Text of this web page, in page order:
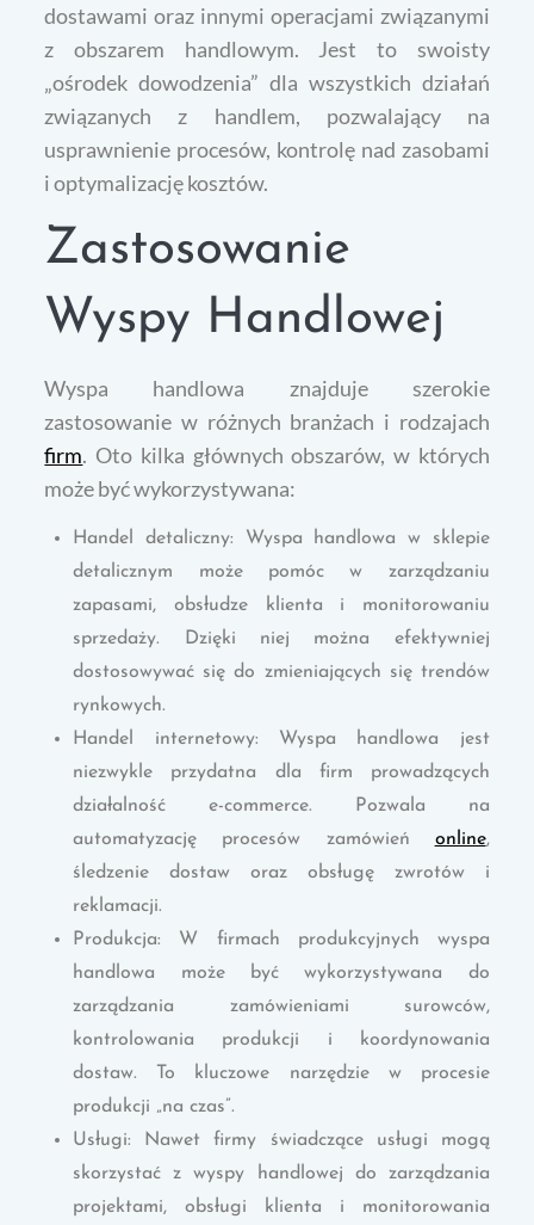
dostawami oraz innymi operacjami związanymi
z obszarem handlowym. Jest to swoisty
„ośrodek dowodzenia” dla wszystkich działań
związanych z handlem, pozwalający na
usprawnienie procesów, kontrolę nad zasobami
i optymalizację kosztów.
Zastosowanie
Wyspy Handlowej
Wyspa handlowa znajduje szerokie
zastosowanie w różnych branżach i rodzajach
firm. Oto kilka głównych obszarów, w których
może być wykorzystywana:
Handel detaliczny: Wyspa handlowa w sklepie
detalicznym może pomóc w zarządzaniu
zapasami, obsłudze klienta i monitorowaniu
sprzedaży. Dzięki niej można efektywniej
dostosowywać się do zmieniających się trendów
rynkowych.
Handel internetowy: Wyspa handlowa jest
niezwykle przydatna dla firm prowadzących
działalność e-commerce. Pozwala na
automatyzację procesów zamówień online,
śledzenie dostaw oraz obsługę zwrotów i
reklamacji.
Produkcja: W firmach produkcyjnych wyspa
handlowa może być wykorzystywana do
zarządzania zamówieniami surowców,
kontrolowania produkcji i koordynowania
dostaw. To kluczowe narzędzie w procesie
produkcji „na czas”.
Usługi: Nawet firmy świadczące usługi mogą
skorzystać z wyspy handlowej do zarządzania
projektami, obsługi klienta i monitorowania